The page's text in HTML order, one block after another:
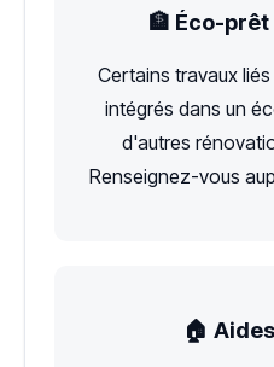
🏦 Éco-
Certains travaux
intégrés dans un
d'autres
Renseignez-vous
🏠